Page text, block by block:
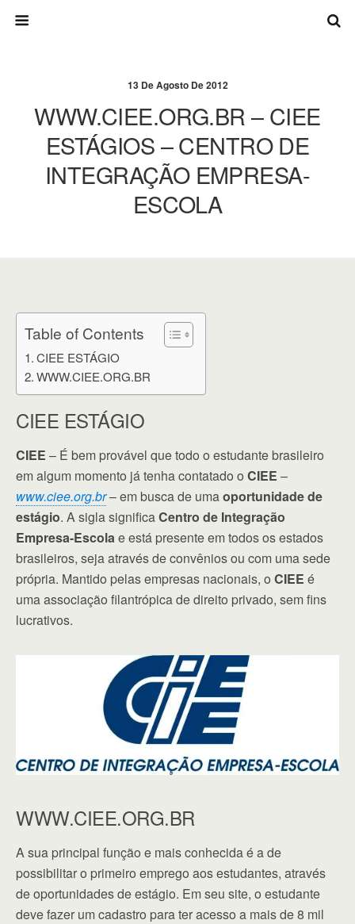
13 De Agosto De 2012
WWW.CIEE.ORG.BR – CIEE
ESTÁGIOS – CENTRO DE
INTEGRAÇÃO EMPRESA-
ESCOLA
Table of Contents
CIEE ESTÁGIO
WWW.CIEE.ORG.BR
CIEE ESTÁGIO
CIEE – É bem provável que todo o estudante brasileiro
em algum momento já tenha contatado o CIEE –
www.ciee.org.br– em busca de umaoportunidade de
estágio. A sigla significaCentro de Integração
Empresa-Escolae está presente em todos os estados
brasileiros, seja através de convênios ou com uma sede
própria. Mantido pelas empresas nacionais, o CIEE é
uma associação filantrópica de direito privado, sem fins
lucrativos.
WWW.CIEE.ORG.BR
A sua principal função e mais conhecida é a de
possibilitar o primeiro emprego aos estudantes, através
de oportunidades de estágio. Em seu site, o estudante
deve fazer um cadastro para ter acesso a mais de 8 mil